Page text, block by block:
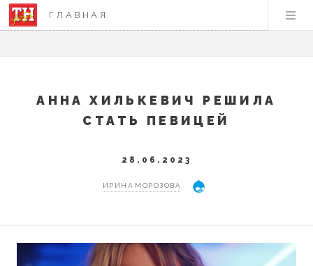
ГЛАВНАЯ
АННА ХИЛЬКЕВИЧ РЕШИЛА
СТАТЬ ПЕВИЦЕЙ
28.06.2023
ИРИНА МОРОЗОВА